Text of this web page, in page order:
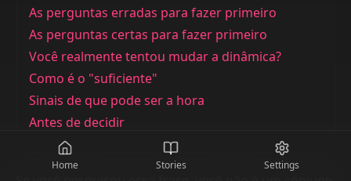
As perguntas erradas para fazer primeiro
As perguntas certas para fazer primeiro
Você realmente tentou mudar a dinâmica?
Como é o "suficiente"
Sinais de que pode ser a hora
Antes de decidir
Home Stories Settings